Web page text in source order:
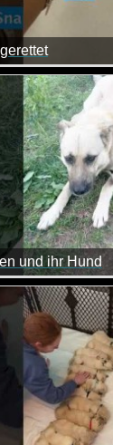
man mal
und ihr Hund
ist doch